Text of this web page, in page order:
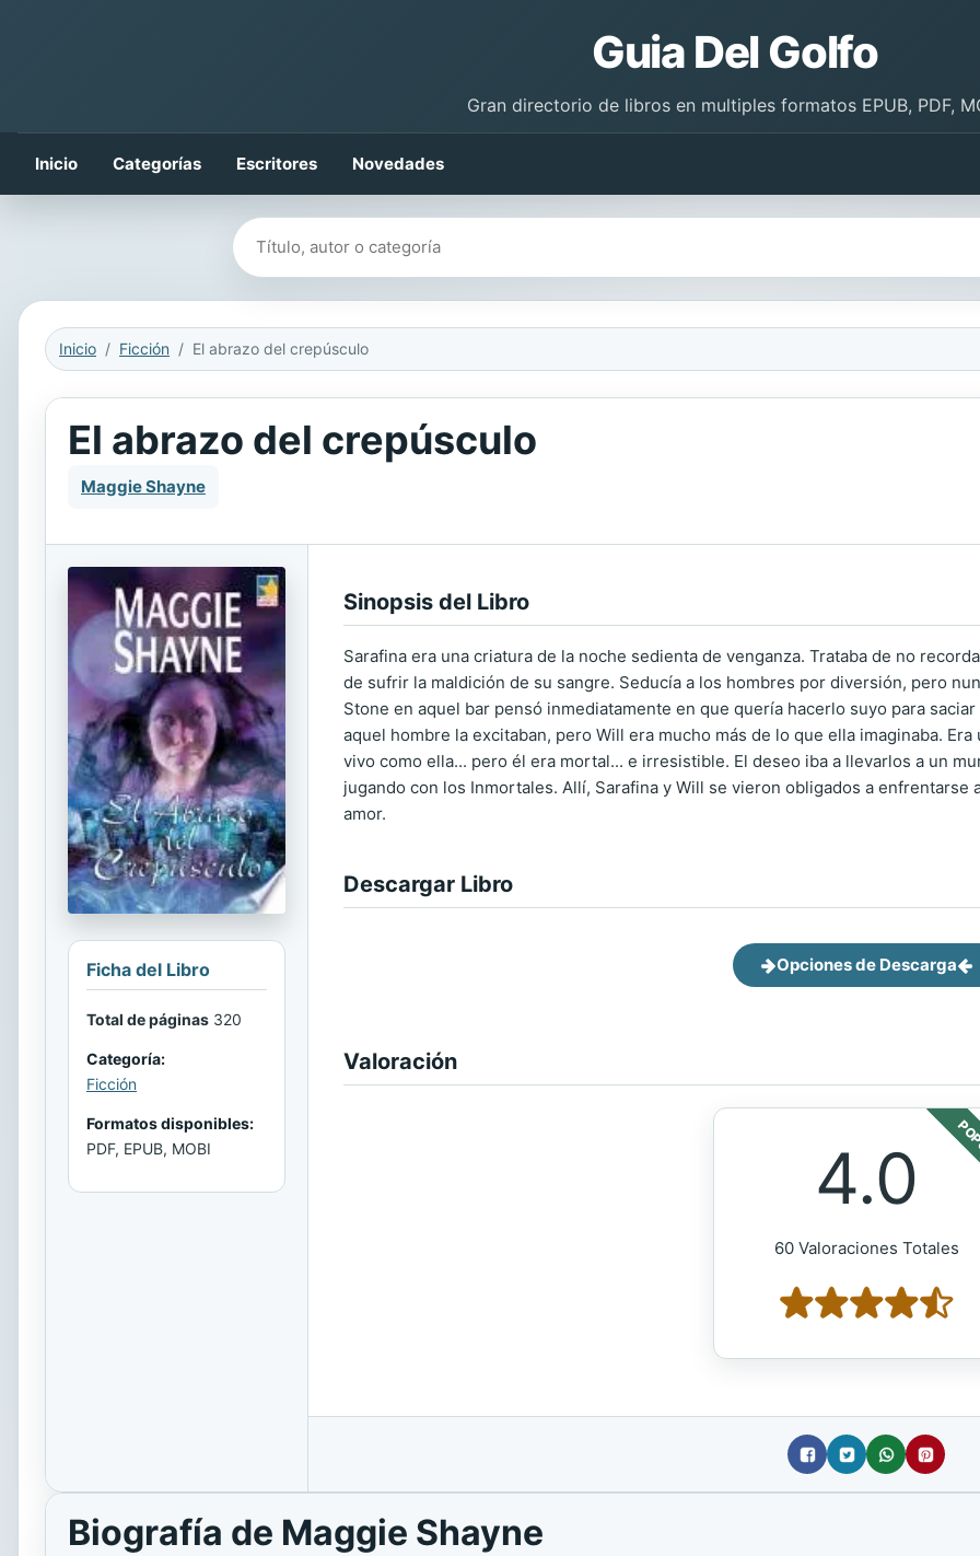
Guia Del Golfo
Gran directorio de libros en multiples formatos EPUB, PDF,
Inicio Categorías Escritores Novedades
Buscar libros
Inicio Ficción El abrazo del crepúsculo
El abrazo del crepúsculo
Maggie Shayne
Ficha del Libro
Total de páginas 320
Categoría:
Ficción
Formatos disponibles:
PDF, EPUB, MOBI
Sinopsis del Libro
Sarafina era una criatura de la noche sedienta de venganza. Trataba de no
de sufrir la maldición de su sangre. Seducía a los hombres por diversión, pero
Stone en aquel bar pensó inmediatamente en que quería hacerlo suyo para
aquel hombre la excitaban, pero Will era mucho más de lo que ella imaginaba.
vivo como ella... pero él era mortal... e irresistible. El deseo iba a llevarlos a un
jugando con los Inmortales. Allí, Sarafina y Will se vieron obligados a enfrentarse
amor.
Descargar Libro
Opciones de Descarga
Valoración
4.0
60 Valoraciones Totales
Biografía de Maggie Shayne